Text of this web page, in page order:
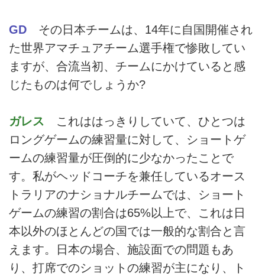
GD その日本チームは、14年に自国開催され
た世界アマチュアチーム選手権で惨敗してい
ますが、合流当初、チームにかけていると感
じたものは何でしょうか?
ガレス これははっきりしていて、ひとつは
ロングゲームの練習量に対して、ショートゲ
ームの練習量が圧倒的に少なかったことで
す。私がヘッドコーチを兼任しているオース
トラリアのナショナルチームでは、ショート
ゲームの練習の割合は65%以上で、これは日
本以外のほとんどの国では一般的な割合と言
えます。日本の場合、施設面での問題もあ
り、打席でのショットの練習が主になり、ト